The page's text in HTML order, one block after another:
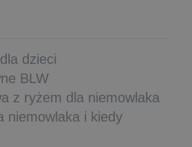
dzieci
BLW
z ryżem dla niemowlaka
niemowlaka i kiedy